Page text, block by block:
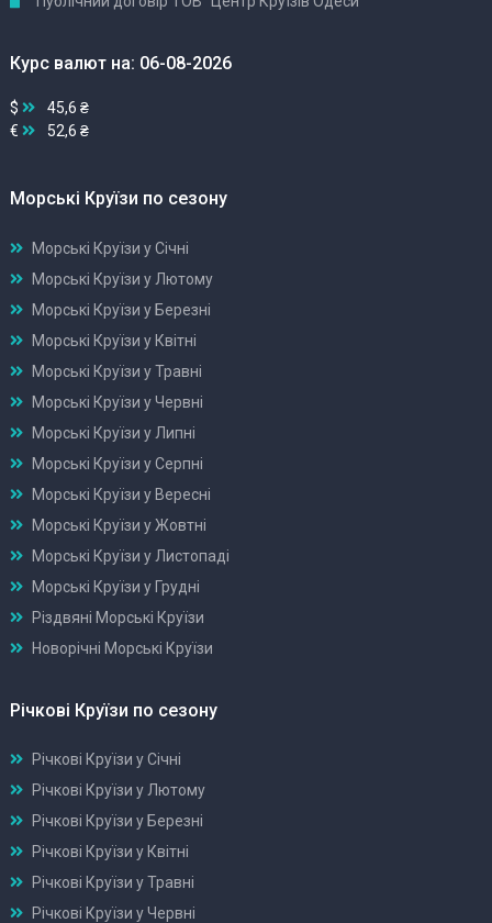
Курс валют на: 06-08-2026
$
45,6 ₴
€
52,6 ₴
Морські Круїзи по сезону
Морські Круїзи у Січні
Морські Круїзи у Лютому
Морські Круїзи у Березні
Морські Круїзи у Квітні
Морські Круїзи у Травні
Морські Круїзи у Червні
Морські Круїзи у Липні
Морські Круїзи у Серпні
Морські Круїзи у Вересні
Морські Круїзи у Жовтні
Морські Круїзи у Листопаді
Морські Круїзи у Грудні
Різдвяні Морські Круїзи
Новорічні Морські Круїзи
Річкові Круїзи по сезону
Річкові Круїзи у Січні
Річкові Круїзи у Лютому
Річкові Круїзи у Березні
Річкові Круїзи у Квітні
Річкові Круїзи у Травні
Річкові Круїзи у Червні